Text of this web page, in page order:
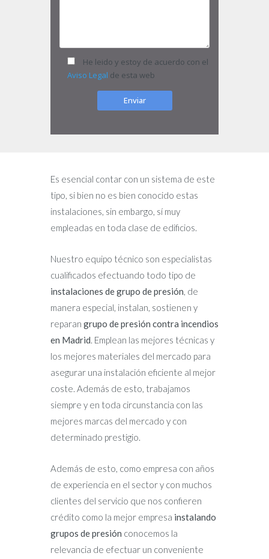
He leido y estoy de acuerdo con el
Aviso Legal de esta web
Es esencial contar con un sistema de este
tipo, si bien no es bien conocido estas
instalaciones, sin embargo, sí muy
empleadas en toda clase de edificios.
Nuestro equipo técnico son especialistas
cualificados efectuando todo tipo de
instalaciones de grupo de presión, de
manera especial, instalan, sostienen y
reparan grupo de presión contra incendios
en Madrid. Emplean las mejores técnicas y
los mejores materiales del mercado para
asegurar una instalación eficiente al mejor
coste. Además de esto, trabajamos
siempre y en toda circunstancia con las
mejores marcas del mercado y con
determinado prestigio.
Además de esto, como empresa con años
de experiencia en el sector y con muchos
clientes del servicio que nos confieren
crédito como la mejor empresa instalando
grupos de presión conocemos la
relevancia de efectuar un conveniente